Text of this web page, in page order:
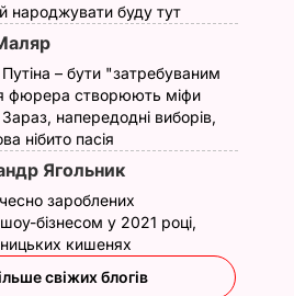
"Дімка був наче
нормальний, поки не
збухався". У мережу
потрапили знімки
Кабаєвої з
Медведєвим
7 серпня, 20.39
народжувати буду тут
– бути "затребуваним
фюрера створюють міфи
напередодні виборів,
нібито пасія
Ягольник
зароблених
бізнесом у 2021 році,
кишенях
свіжих блогів